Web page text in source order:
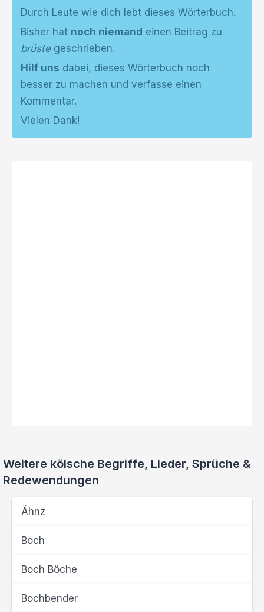
Durch Leute wie dich lebt dieses Wörterbuch.
Bisher hat noch niemand einen Beitrag zu
brüstegeschrieben.
Hilf uns dabei, dieses Wörterbuch noch
besser zu machen und verfasse einen
Kommentar.
Vielen Dank!
Weitere kölsche Begriffe, Lieder, Sprüche &
Redewendungen
Ähnz
Boch
Boch Böche
Bochbender